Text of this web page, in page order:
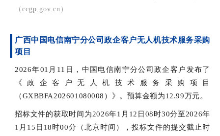
（ccgp.gov.cn）
广西中国电信南宁分公司政企客户无人机技术服务采购
项目
2026年01月11日，中国电信南宁分公司政企客户发布了
《政企客户无人机技术服务采购项
目
（GXBBFA202601080008）》。预算金额为12.99万元。
招标文件的获取时间为2026年1月12日08时30分至2026年
1月15日18时00分（北京时间），投标文件的提交截止时